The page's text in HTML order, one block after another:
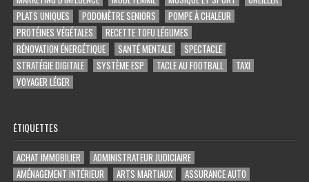
PLATS UNIQUES
PODOMÈTRE SENIORS
POMPE À CHALEUR
PROTÉINES VÉGÉTALES
RECETTE TOFU LÉGUMES
RÉNOVATION ÉNERGÉTIQUE
SANTÉ MENTALE
SPECTACLE
STRATÉGIE DIGITALE
SYSTÈME ESP TACLE AU FOOTBALL
TAXI
VOYAGER LÉGER
ÉTIQUETTES
ACHAT IMMOBILIER
ADMINISTRATEUR JUDICIAIRE
AMÉNAGEMENT INTÉRIEUR
ARTS MARTIAUX
ASSURANCE AUTO